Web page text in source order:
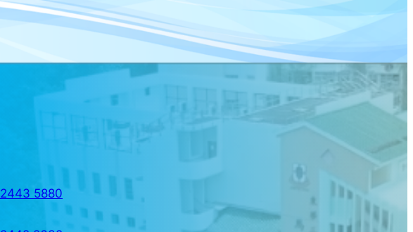
2443 5880